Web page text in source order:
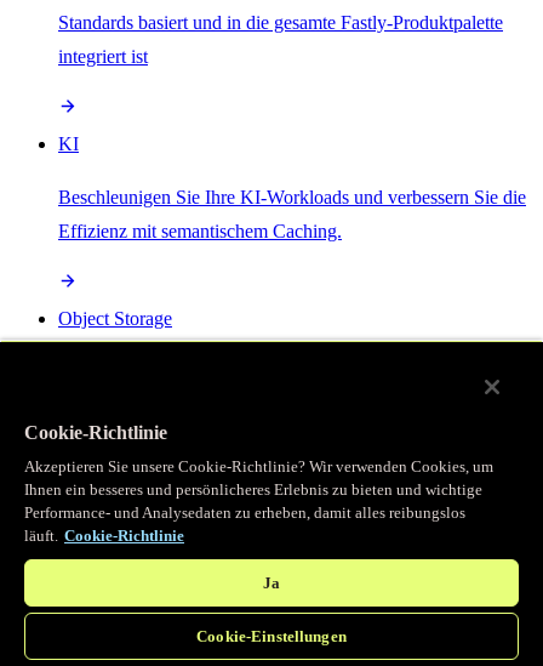
Standards basiert und in die gesamte Fastly-Produktpalette
integriert ist
KI
Beschleunigen Sie Ihre KI-Workloads und verbessern Sie die
Effizienz mit semantischem Caching.
Object Storage
Programmierbarer Cache
Erhalten Sie vollständigen programmatischen Zugriff auf das
legendäre Caching, das unser CDN antreibt.
Cookie-Richtlinie
Akzeptieren Sie unsere Cookie-Richtlinie? Wir verwenden Cookies, um
Ihnen ein besseres und persönlicheres Erlebnis zu bieten und wichtige
Performance- und Analysedaten zu erheben, damit alles reibungslos
läuft. Cookie-Richtlinie
Ja
Cookie-Einstellungen